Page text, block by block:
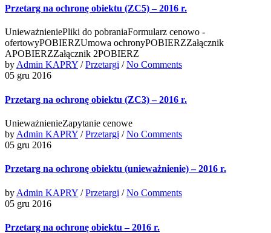
Przetarg na ochronę obiektu (ZC5) – 2016 r.
UnieważnieniePliki do pobraniaFormularz cenowo -
ofertowyPOBIERZUmowa ochronyPOBIERZZałącznik
APOBIERZZałącznik 2POBIERZ
byAdmin KAPRY /Przetargi /No Comments
05 gru 2016
Przetarg na ochronę obiektu (ZC3) – 2016 r.
UnieważnienieZapytanie cenowe
by Admin KAPRY /Przetargi /No Comments
05 gru 2016
Przetarg na ochronę obiektu (unieważnienie) – 2016 r.
by Admin KAPRY /Przetargi /No Comments
05 gru 2016
Przetarg na ochronę obiektu – 2016 r.